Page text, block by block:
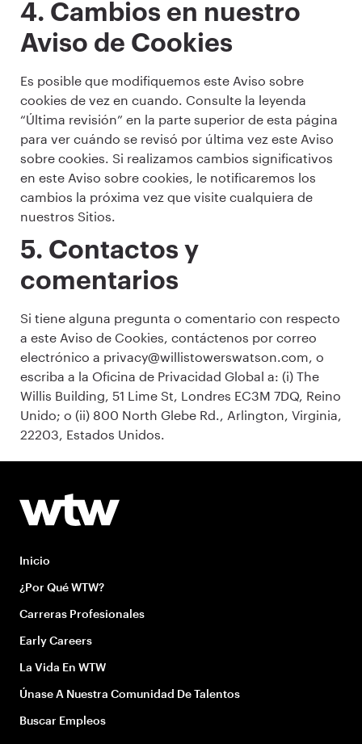
4. Cambios en nuestro
Aviso de Cookies
Es posible que modifiquemos este Aviso sobre
cookies de vez en cuando. Consulte la leyenda
“Última revisión” en la parte superior de esta página
para ver cuándo se revisó por última vez este Aviso
sobre cookies. Si realizamos cambios significativos
en este Aviso sobre cookies, le notificaremos los
cambios la próxima vez que visite cualquiera de
nuestros Sitios.
5. Contactos y
comentarios
Si tiene alguna pregunta o comentario con respecto
a este Aviso de Cookies, contáctenos por correo
electrónico a privacy@willistowerswatson.com, o
escriba a la Oficina de Privacidad Global a: (i) The
Willis Building, 51 Lime St, Londres EC3M 7DQ, Reino
Unido; o (ii) 800 North Glebe Rd., Arlington, Virginia,
22203, Estados Unidos.
Inicio
¿Por Qué WTW?
Carreras Profesionales
Early Careers
La Vida En WTW
Únase A Nuestra Comunidad De Talentos
Buscar Empleos